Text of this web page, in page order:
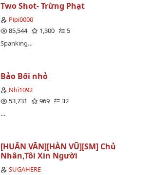
Two Shot- Trừng Phạt
Pipi0000
85,544
1,300
5
Spanking…
Bảo Bối nhỏ
Nhi1092
53,731
969
32
…
[HUẤN VĂN][HÀN VŨ][SM] Chủ
Nhân,Tôi Xin Người
SUGAHERE